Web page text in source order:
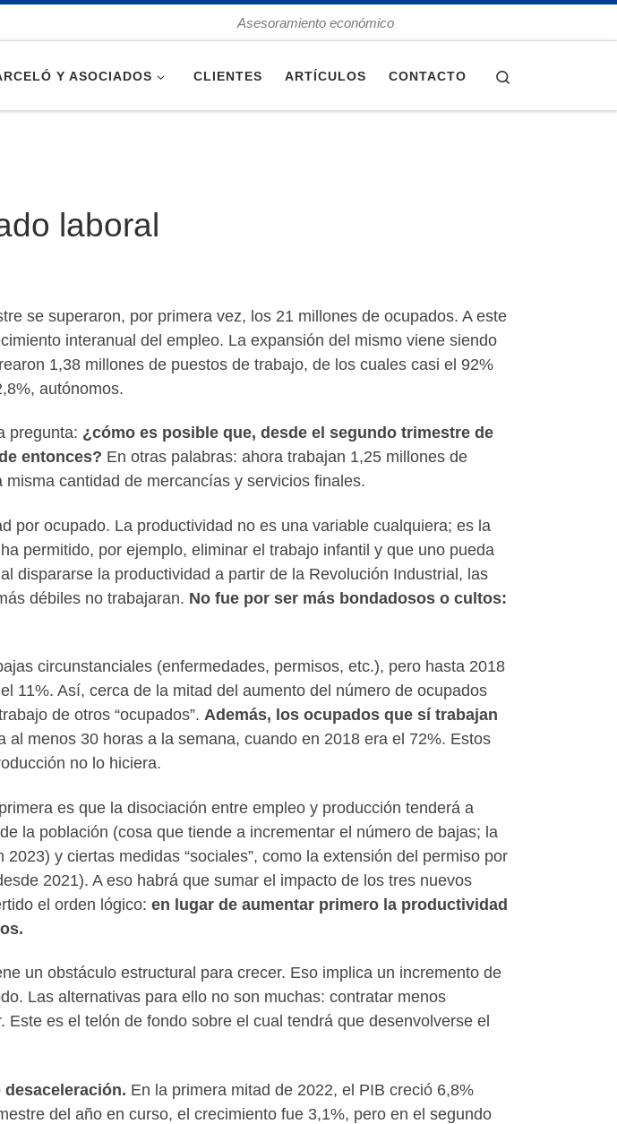
Asesoramiento económico
Y ASOCIADOS CLIENTES ARTÍCULOS CONTACTO
laboral
se superaron, por primera vez, los 21 millones de ocupados. A este
interanual del empleo. La expansión del mismo viene siendo
1,38 millones de puestos de trabajo, de los cuales casi el 92%
autónomos.
pregunta: ¿cómo es posible que, desde el segundo trimestre de
entonces? En otras palabras: ahora trabajan 1,25 millones de
cantidad de mercancías y servicios finales.
por ocupado. La productividad no es una variable cualquiera; es la
permitido, por ejemplo, eliminar el trabajo infantil y que uno pueda
dispararse la productividad a partir de la Revolución Industrial, las
débiles no trabajaran. No fue por ser más bondadosos o cultos:
circunstanciales (enfermedades, permisos, etc.), pero hasta 2018
11%. Así, cerca de la mitad del aumento del número de ocupados
de otros “ocupados”. Además, los ocupados que sí trabajan
al menos 30 horas a la semana, cuando en 2018 era el 72%. Estos
no lo hiciera.
es que la disociación entre empleo y producción tenderá a
la población (cosa que tiende a incrementar el número de bajas; la
y ciertas medidas “sociales”, como la extensión del permiso por
2021). A eso habrá que sumar el impacto de los tres nuevos
el orden lógico: en lugar de aumentar primero la productividad
un obstáculo estructural para crecer. Eso implica un incremento de
Las alternativas para ello no son muchas: contratar menos
es el telón de fondo sobre el cual tendrá que desenvolverse el
desaceleración. En la primera mitad de 2022, el PIB creció 6,8%
del año en curso, el crecimiento fue 3,1%, pero en el segundo